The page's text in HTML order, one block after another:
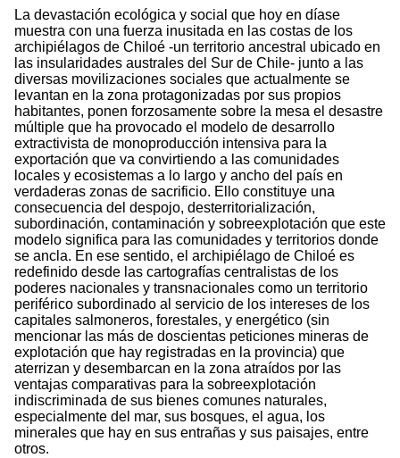
La devastación ecológica y social que hoy en díase
muestra con una fuerza inusitada en las costas de los
archipiélagos de Chiloé -un territorio ancestral ubicado en
las insularidades australes del Sur de Chile- junto a las
diversas movilizaciones sociales que actualmente se
levantan en la zona protagonizadas por sus propios
habitantes, ponen forzosamente sobre la mesa el desastre
múltiple que ha provocado el modelo de desarrollo
extractivista de monoproducción intensiva para la
exportación que va convirtiendo a las comunidades
locales y ecosistemas a lo largo y ancho del país en
verdaderas zonas de sacrificio. Ello constituye una
consecuencia del despojo, desterritorialización,
subordinación, contaminación y sobreexplotación que este
modelo significa para las comunidades y territorios donde
se ancla. En ese sentido, el archipiélago de Chiloé es
redefinido desde las cartografías centralistas de los
poderes nacionales y transnacionales como un territorio
periférico subordinado al servicio de los intereses de los
capitales salmoneros, forestales, y energético (sin
mencionar las más de doscientas peticiones mineras de
explotación que hay registradas en la provincia) que
aterrizan y desembarcan en la zona atraídos por las
ventajas comparativas para la sobreexplotación
indiscriminada de sus bienes comunes naturales,
especialmente del mar, sus bosques, el agua, los
minerales que hay en sus entrañas y sus paisajes, entre
otros.